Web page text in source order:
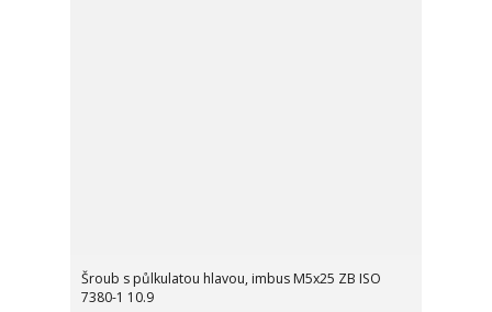
Šroub s půlkulatou hlavou, imbus M5x25 ZB ISO
7380-1 10.9